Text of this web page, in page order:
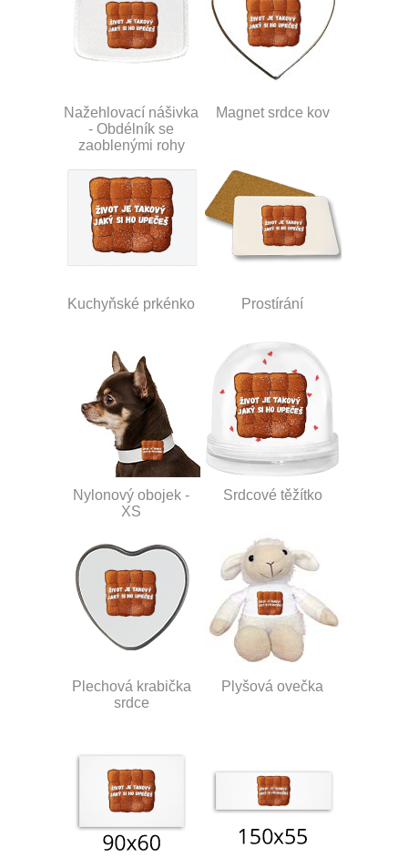
Nažehlovací nášivka
- Obdélník se
zaoblenými rohy
Magnet srdce kov
Kuchyňské prkénko Prostírání
Nylonový obojek -
XS
Srdcové těžítko
Plechová krabička
srdce
Plyšová ovečka